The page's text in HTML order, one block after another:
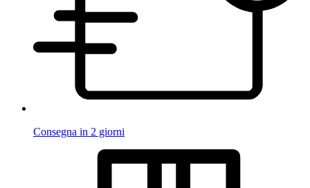
Consegna in 2 giorni